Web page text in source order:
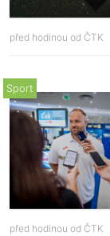
před hodinou od ČTK
Sport
před hodinou od ČTK